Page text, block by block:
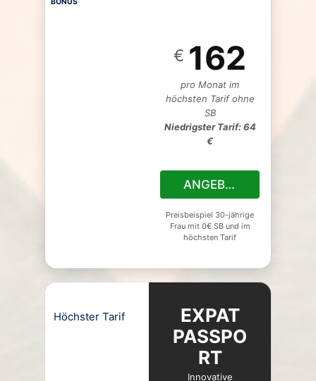
€ 162
pro Monat im
höchsten Tarif ohne
SB
Niedrigster Tarif: 64
€
ANGEBOT
Preisbeispiel 30-jährige
Frau mit 0€ SB und im
höchsten Tarif
Höchster Tarif
EXPAT
PASSPO
RT
Innovative